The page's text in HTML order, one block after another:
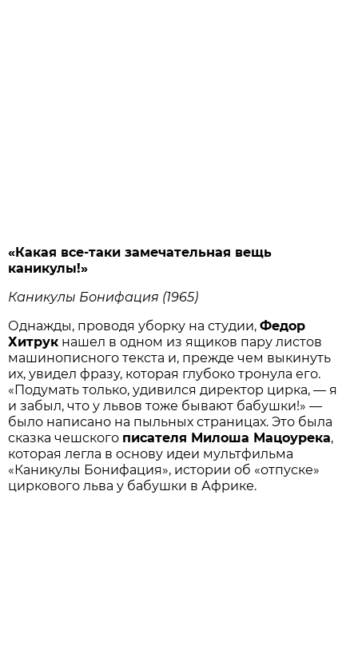
«Какая все-таки замечательная вещь
каникулы!»
Каникулы Бонифация (1965)
Однажды, проводя уборку на студии,Федор
Хитрук нашел в одном из ящиков пару листов
машинописного текста и, прежде чем выкинуть
их, увидел фразу, которая глубоко тронула его.
«Подумать только, удивился директор цирка, — я
и забыл, что у львов тоже бывают бабушки!» —
было написано на пыльных страницах. Это была
сказка чешского писателя Милоша Мацоурека,
которая легла в основу идеи мультфильма
«Каникулы Бонифация», истории об «отпуске»
циркового льва у бабушки в Африке.